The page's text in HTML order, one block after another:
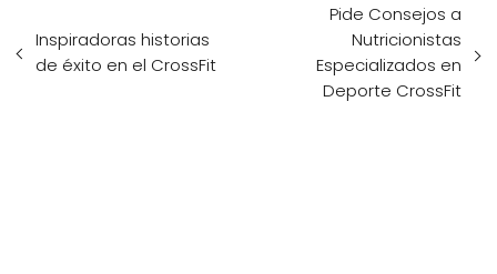
Inspiradoras historias
de éxito en el CrossFit
Pide Consejos a
Nutricionistas
Especializados en
Deporte CrossFit